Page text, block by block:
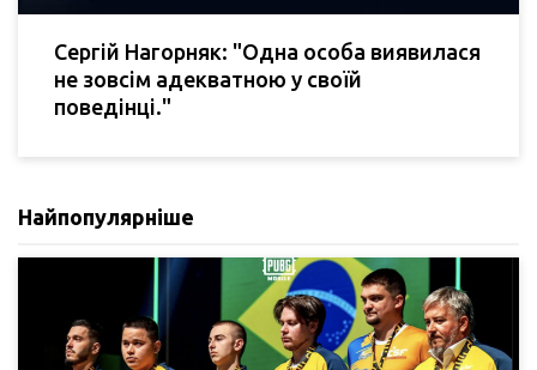
Сергій Нагорняк: "Одна особа виявилася
не зовсім адекватною у своїй
поведінці."
Найпопулярніше